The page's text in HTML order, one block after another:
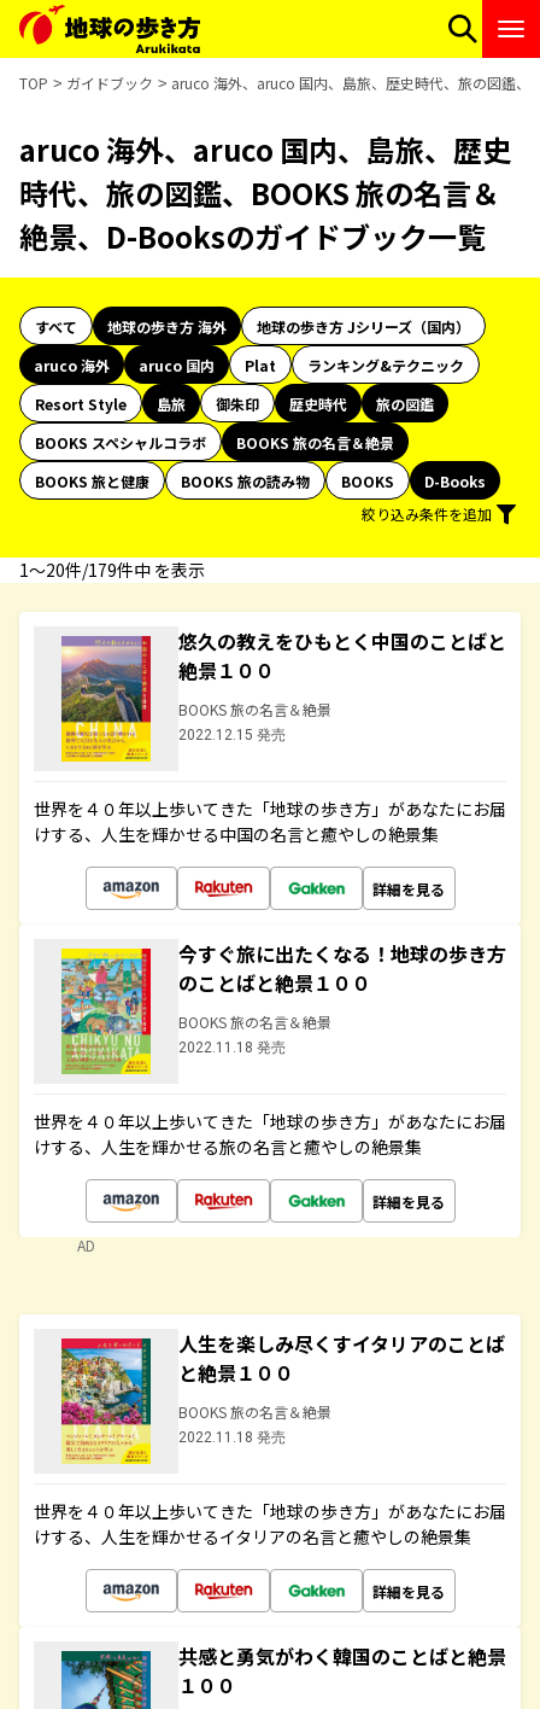
TOP ガイドブック aruco 海外、aruco 国内、島旅、歴史時代、旅の図鑑、
aruco 海外、aruco 国内、島旅、歴史
時代、旅の図鑑、BOOKS 旅の名言＆
絶景、D-Booksのガイドブック一覧
すべて 地球の歩き方 海外
地球の歩き方 Jシリーズ（国内）
aruco 海外
aruco 国内 Plat
ランキング&テクニック
Resort Style
島旅 御朱印 歴史時代
旅の図鑑
BOOKS スペシャルコラボ
BOOKS 旅の名言＆絶景
BOOKS 旅と健康
BOOKS 旅の読み物 BOOKS
D-Books
絞り込み条件を追加
1〜20件/179件中 を表示
悠久の教えをひもとく中国のことばと
絶景１００
BOOKS 旅の名言＆絶景
2022.12.15 発売
世界を４０年以上歩いてきた「地球の歩き方」があなたにお届
けする、人生を輝かせる中国の名言と癒やしの絶景集
詳細を見る
今すぐ旅に出たくなる！地球の歩き方
のことばと絶景１００
BOOKS 旅の名言＆絶景
2022.11.18 発売
世界を４０年以上歩いてきた「地球の歩き方」があなたにお届
けする、人生を輝かせる旅の名言と癒やしの絶景集
詳細を見る
AD
人生を楽しみ尽くすイタリアのことば
と絶景１００
BOOKS 旅の名言＆絶景
2022.11.18 発売
世界を４０年以上歩いてきた「地球の歩き方」があなたにお届
けする、人生を輝かせるイタリアの名言と癒やしの絶景集
詳細を見る
共感と勇気がわく韓国のことばと絶景
１００